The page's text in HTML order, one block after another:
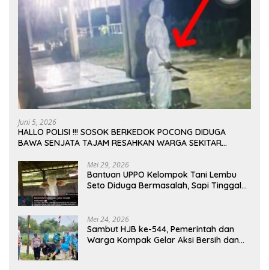
Juni 5, 2026
HALLO POLISI !!! SOSOK BERKEDOK POCONG DIDUGA
BAWA SENJATA TAJAM RESAHKAN WARGA SEKITAR
Mei 29, 2026
Bantuan UPPO Kelompok Tani Lembu
Seto Diduga Bermasalah, Sapi Tinggal
Mei 24, 2026
Sambut HJB ke-544, Pemerintah dan
Warga Kompak Gelar Aksi Bersih dan